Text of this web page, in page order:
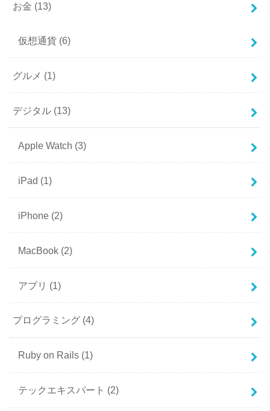
お金 (13)
仮想通貨 (6)
グルメ (1)
デジタル (13)
Apple Watch (3)
iPad (1)
iPhone (2)
MacBook (2)
アプリ (1)
プログラミング (4)
Ruby on Rails (1)
テックエキスパート (2)